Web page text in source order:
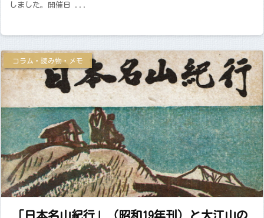
しました。開催日 ...
「日本名山紀行」（昭和19年刊）と大江山の
コラム・読み物・メモ